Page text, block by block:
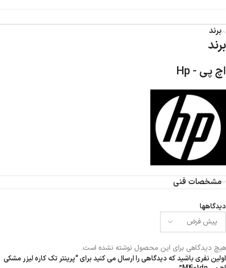
برند
برند
اچ پی - Hp
مشخصات فنی
دیدگاهها
هیچ دیدگاهی برای این محصول نوشته نشده است.
اولین نفری باشید که دیدگاهی را ارسال می کنید برای “پرینتر تک کاره لیزر مشکی